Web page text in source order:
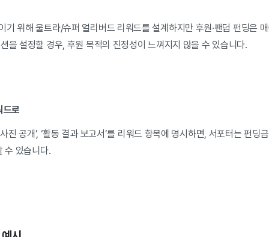
기 위해 울트라/슈퍼 얼리버드 리워드를 설계하지만 후원·팬덤 펀딩은
을 설정할 경우, 후원 목적의 진정성이 느껴지지 않을 수 있습니다.
드로
사진 공개’, ‘활동 결과 보고서’를 리워드 항목에 명시하면, 서포터는 펀딩
수 있습니다.